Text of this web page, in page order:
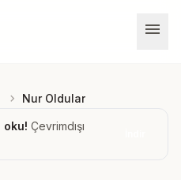
menu
chevron_right Nur Oldular
oku! Çevrimdışı